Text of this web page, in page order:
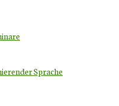
Sprache